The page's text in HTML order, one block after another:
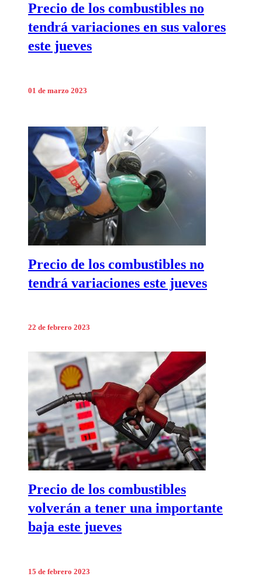
Precio de los combustibles no
tendrá variaciones en sus valores
este jueves
01 de marzo 2023
Precio de los combustibles no
tendrá variaciones este jueves
22 de febrero 2023
Precio de los combustibles
volverán a tener una importante
baja este jueves
15 de febrero 2023